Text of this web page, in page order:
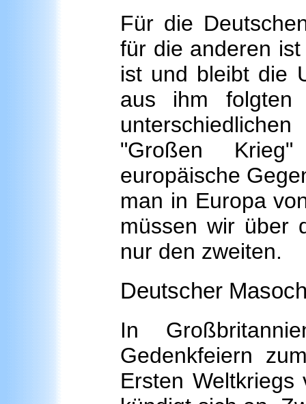
Für die
für die anderen
ist und bleibt die
aus ihm folgten
"Großen
europäische
man in Europa
müssen wir über
nur den zweiten.
Deutscher
In
Gedenkfeiern
Ersten Weltkriegs